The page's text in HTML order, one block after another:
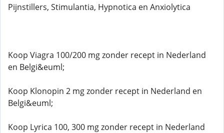
Pijnstillers, Stimulantia, Hypnotica en Anxiolytica
Koop Viagra 100/200 mg zonder recept in Nederland
en Belgi&euml;
Koop Klonopin 2 mg zonder recept in Nederland en
Belgi&euml;
Koop Lyrica 100, 300 mg zonder recept in Nederland